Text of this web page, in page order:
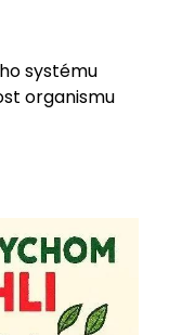
systému
organismu